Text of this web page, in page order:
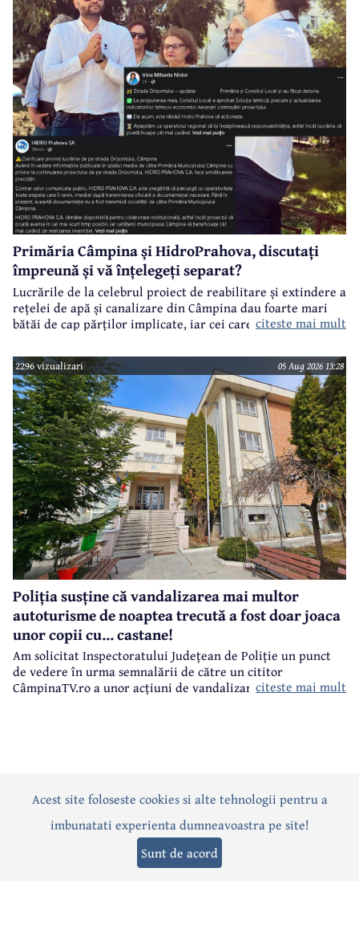
Primăria Câmpina și HidroPrahova, discutați
împreună și vă înțelegeți separat?
Lucrările de la celebrul proiect de reabilitare și extindere a
rețelei de apă și canalizare din Câmpina dau foarte mari
bătăi de cap părților implicate, iar cei care suferă sunt
Orizontului.
citeste mai mult
2296 vizualizari 05 Aug 2026 13:28
Poliția susține că vandalizarea mai multor
autoturisme de noaptea trecută a fost doar joaca
unor copii cu... castane!
Am solicitat Inspectoratului Județean de Poliție un punct
de vedere în urma semnalării de către un cititor
CâmpinaTV.ro a unor acțiuni de vandalizare a unorciteste mai mult
ActualitatePoliticăSocialEvenimentInterviuri
Editorial Sport Anunțuri
Acest site foloseste cookies si alte tehnologii pentru a
imbunatati experienta dumneavoastra pe site!
Sunt de acord